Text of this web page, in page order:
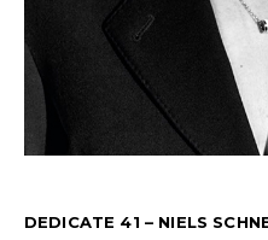
DEDICATE 41 – NIELS